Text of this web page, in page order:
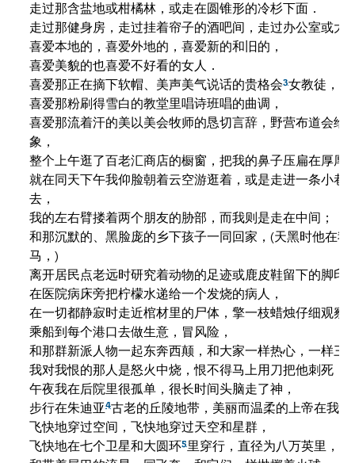
走过那含盐地或柑橘林，或走在圆锥形的冷杉下面．
走过那健身房，走过挂着帘子的酒吧间，走过办公室或大
喜爱本地的，喜爱外地的，喜爱新的和旧的，
喜爱美貌的也喜爱不好看的女人．
喜爱那正在摘下软帽、美声美气说话的贵格会3女教徒，
喜爱那粉刷得雪白的教堂里唱诗班唱的曲调，
喜爱那流着汗的美以美会牧师的恳切言辞，野营布道会给
象，
整个上午逛了百老汇商店的橱窗，把我的鼻子压扁在厚厚
就在同天下午我仰脸朝着云空游逛着，或是走进一条小巷
去，
我的左右臂搂着两个朋友的胁部，而我则是走在中间；
和那沉默的、黑脸庞的乡下孩子一同回家，(天黑时他在我
马，)
离开居民点老远时研究着动物的足迹或鹿皮鞋留下的脚印
在医院病床旁把柠檬水递给一个发烧的病人，
在一切都静寂时走近棺材里的尸体，擎一枝蜡烛仔细观察
乘船到每个港口去做生意，冒风险，
和那群新派人物一起东奔西颠，和大家一样热心，一样三
我对我恨的那人是怒火中烧，恨不得马上用刀把他刺死，
午夜我在后院里很孤单，很长时间头脑走了神，
步行在朱迪亚4古老的丘陵地带，美丽而温柔的上帝在我身
飞快地穿过空间，飞快地穿过天空和星群，
飞快地在七个卫星和大圆环5里穿行，直径为八万英里，